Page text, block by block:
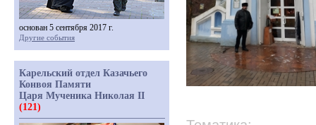
основан 5 сентября 2017 г.
Другие события
Карельский отдел Казачьего
Конвоя Памяти
Царя Мученика Николая II
(121)